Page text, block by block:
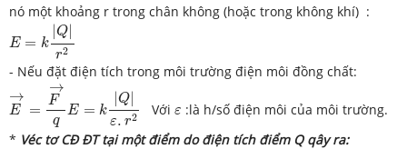
nó một khoảng r trong chân không (hoặc trong không khí) :
E = k
|Q
r2
E= k|Q|r2
- Nếu đặt điện tích trong môi trường điện môi đồng chất:
→
E =
→
F
q
→= F→q
E = k
|Q|
ε. r2
|ε.
Vớiε
ε :là h/số điện môi của môi trường.
* Véc tơ CĐ ĐT tại một điểm do điện tích điểm Q qây ra: